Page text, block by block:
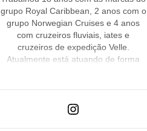
grupo Royal Caribbean, 2 anos com o
grupo Norwegian Cruises e 4 anos
com cruzeiros fluviais, iates e
cruzeiros de expedição Velle.
Atualmente está atuando de forma
expedições e luxo.